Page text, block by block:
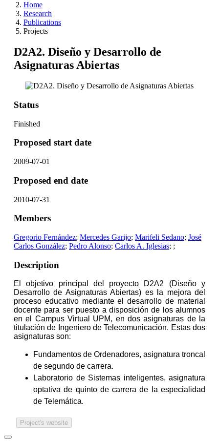
Home
Research
Publications
Projects
D2A2. Diseño y Desarrollo de
Asignaturas Abiertas
Status
Finished
Proposed start date
2009-07-01
Proposed end date
2010-07-31
Members
Gregorio Fernández; Mercedes Garijo; Marifeli Sedano; José
Carlos González; Pedro Alonso; Carlos A. Iglesias; ;
Description
El objetivo principal del proyecto D2A2 (Diseño y
Desarrollo de Asignaturas Abiertas) es la mejora del
proceso educativo mediante el desarrollo de material
docente para ser puesto a disposición de los alumnos
en el Campus Virtual UPM, en dos asignaturas de la
titulación de Ingeniero de Telecomunicación. Estas dos
asignaturas son:
Fundamentos de Ordenadores, asignatura troncal
de segundo de carrera.
Laboratorio de Sistemas inteligentes, asignatura
optativa de quinto de carrera de la especialidad
de Telemática.
Project's website